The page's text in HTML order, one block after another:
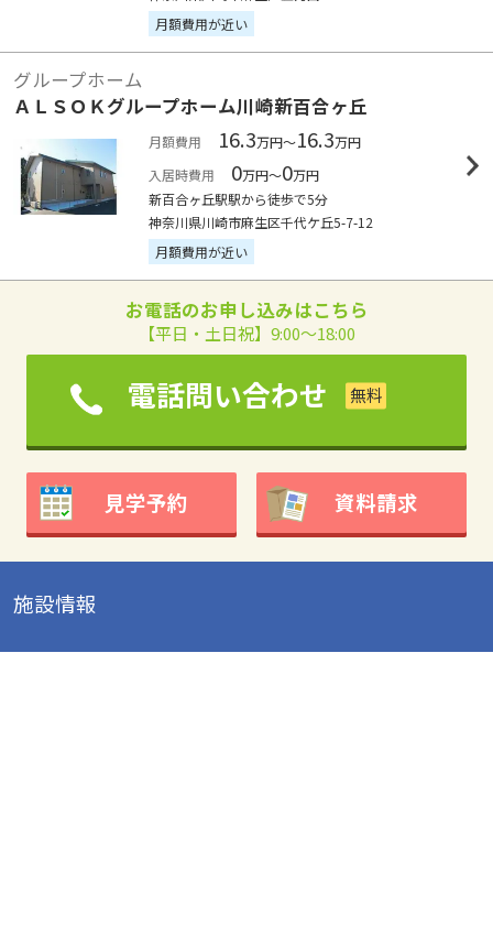
月額費用が近い
グループホーム
ＡＬＳＯＫグループホーム川崎新百合ヶ丘
月額費用 16.3万円～16.3万円
入居時費用
0万円～0万円
新百合ヶ丘駅駅から徒歩で5分
神奈川県川崎市麻生区千代ケ丘5-7-12
月額費用が近い
お電話のお申し込みはこちら
【平日・土日祝】9:00～18:00
電話問い合わせ
見学予約 資料請求
施設情報